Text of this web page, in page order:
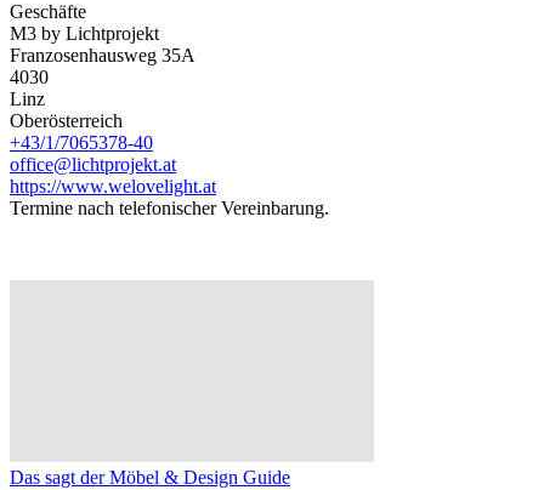
Geschäfte
M3 by Lichtprojekt
Franzosenhausweg 35A
4030
Linz
Oberösterreich
+43/1/7065378-40
office@lichtprojekt.at
https://www.welovelight.at
Termine nach telefonischer Vereinbarung.
Das sagt der Möbel & Design Guide